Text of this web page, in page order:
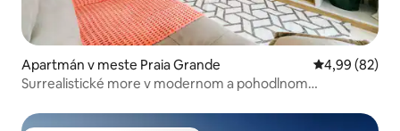
Apartmán v meste Praia Grande Priemerné
4,99 (82)
Surrealistické more v modernom a pohodlnom